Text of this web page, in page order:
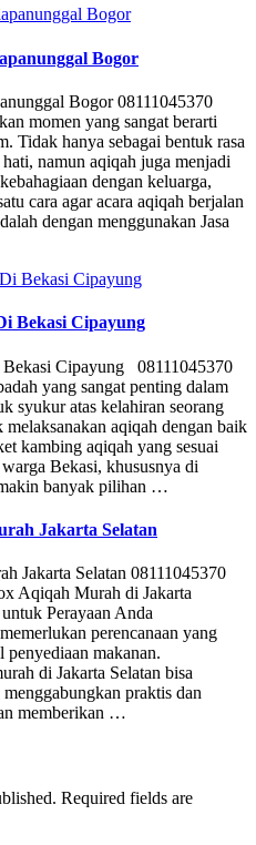
Bogor
Bogor 08111045370
momen yang sangat berarti
Tidak hanya sebagai bentuk rasa
namun aqiqah juga menjadi
dengan keluarga,
cara agar acara aqiqah berjalan
dengan menggunakan Jasa
Bekasi Cipayung
Cipayung 08111045370
yang sangat penting dalam
syukur atas kelahiran seorang
melaksanakan aqiqah dengan baik
kambing aqiqah yang sesuai
Bekasi, khususnya di
banyak pilihan …
Jakarta Selatan
Jakarta Selatan 08111045370
Aqiqah Murah di Jakarta
Perayaan Anda
perencanaan yang
penyediaan makanan.
di Jakarta Selatan bisa
praktis dan
memberikan …
Required fields are